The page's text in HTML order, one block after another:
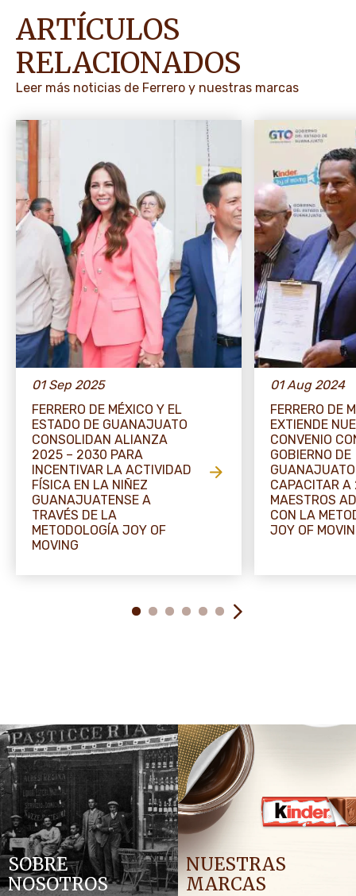
ARTÍCULOS
RELACIONADOS
Leer más noticias de Ferrero y nuestras marcas
01 Sep 2025
FERRERO DE MÉXICO Y EL
ESTADO DE GUANAJUATO
CONSOLIDAN ALIANZA
2025 – 2030 PARA
INCENTIVAR LA ACTIVIDAD
FÍSICA EN LA NIÑEZ
GUANAJUATENSE A
TRAVÉS DE LA
METODOLOGÍA JOY OF
MOVING
01 Aug 2024
FERRERO DE
EXTIENDE
CONVENIO
GOBIERNO DE
CAPACITAR
MAESTROS
CON LA
JOY OF
SOBRE
NOSOTROS
NUESTRAS
MARCAS